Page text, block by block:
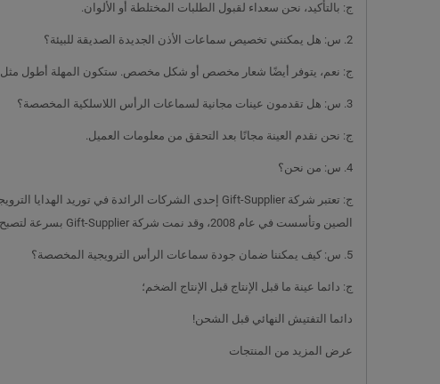
ج: بالتأكيد، نحن سعداء لقبول الطلبات المختلطة أو الألوان.
2. س: هل يمكنني تخصيص سماعات الأذن الجديدة الصديقة للبيئة؟
ج: نعم، يتوفر أيضًا شعار مخصص أو شكل مخصص. ستكون المهلة أطول مثل 20-25 يومًا اعتمادًا على الكمية.
3. س: هل تقدمون عينات مجانية لسماعات الرأس اللاسلكية المخصصة؟
ج: نحن نقدم العينة مجانًا بعد التحقق من معلومات العميل.
4. س: من نحن؟
الصين وتأسست في عام 2008، وقد نمت شركة Gift-Supplier بسرعة لتصبح رائدة في هذا المجال.
5. س: كيف يمكننا ضمان جودة سماعات الرأس الترويجية المخصصة؟
ج: دائما عينة ما قبل الإنتاج قبل الإنتاج الضخم؛
دائما التفتيش النهائي قبل الشحن!
عرض المزيد من المنتجات